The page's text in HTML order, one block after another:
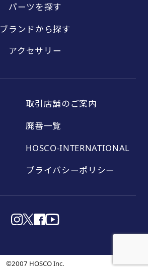
パーツを探す
ブランドから探す
アクセサリー
取引店舗のご案内
廃番一覧
HOSCO-INTERNATIONAL
プライバシーポリシー
©2007 HOSCO Inc.